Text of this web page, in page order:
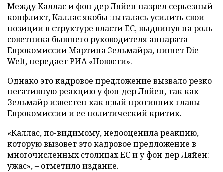
Между Каллас и фон дер Ляйен назрел серьезный
конфликт, Каллас якобы пыталась усилить свои
позиции в структуре власти ЕС, выдвинув на роль
советника бывшего руководителя аппарата
Еврокомиссии Мартина Зельмайра, пишетDie
Welt, передаетРИА «Новости».
Однако это кадровое предложение вызвало резко
негативную реакцию у фон дер Ляйен, так как
Зельмайр известен как ярый противник главы
Еврокомиссии и ее политический критик.
«Каллас, по-видимому, недооценила реакцию,
которую вызовет это кадровое предложение в
многочисленных столицах ЕС и у фон дер Ляйен:
ужас», – отметило издание.